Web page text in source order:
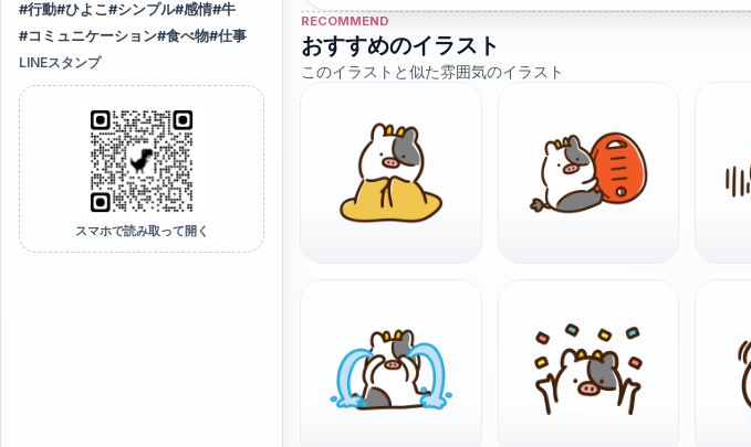
#行動#ひよこ#シンプル#感情#牛
#コミュニケーション#食べ物#仕事
LINEスタンプ
スマホで読み取って開く
RECOMMEND
おすすめのイラスト
このイラストと似た雰囲気のイラスト